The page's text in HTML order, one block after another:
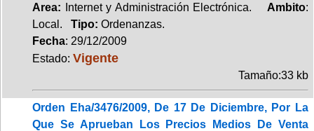
Area: Internet y Administración Electrónica. Ambito:
Local. Tipo: Ordenanzas.
Fecha: 29/12/2009
Estado: Vigente
Tamaño:33 kb
Orden Eha/3476/2009, De 17 De Diciembre, Por La
Que Se Aprueban Los Precios Medios De Venta